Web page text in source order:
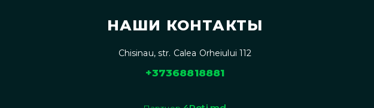
НАШИ КОНТАКТЫ
Chisinau, str. Calea Orheiului 112
+37368818881